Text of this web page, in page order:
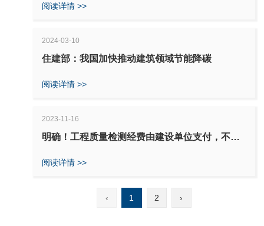
阅读详情 >>
2024-03-10
住建部：我国加快推动建筑领域节能降碳
阅读详情 >>
2023-11-16
明确！工程质量检测经费由建设单位支付，不得
阅读详情 >>
‹ 1 2 ›